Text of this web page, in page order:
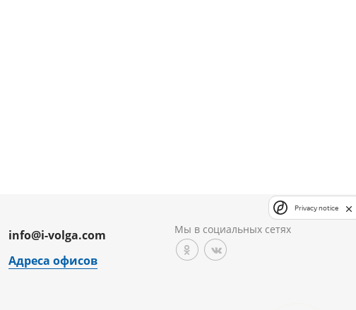
info@i-volga.com
Адреса офисов
Мы в социальных сетях
Privacy notice